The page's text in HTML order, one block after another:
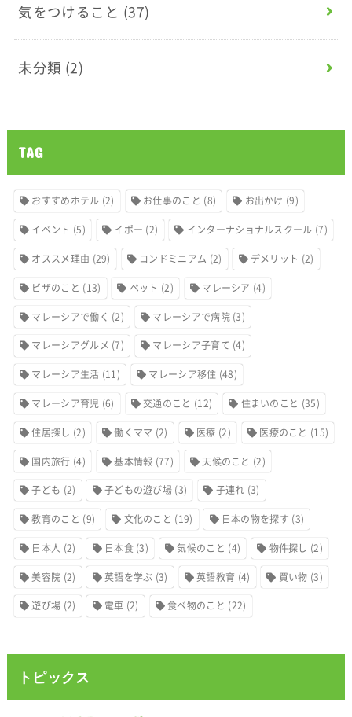
気をつけること (37)
未分類 (2)
TAG
おすすめホテル (2) お仕事のこと (8) お出かけ (9)
イベント (5) イポー (2) インターナショナルスクール (7)
オススメ理由 (29) コンドミニアム (2) デメリット (2)
ビザのこと (13) ペット (2) マレーシア (4)
マレーシアで働く (2) マレーシアで病院(3)
マレーシアグルメ (7) マレーシア子育て (4)
マレーシア生活 (11) マレーシア移住 (48)
マレーシア育児 (6) 交通のこと (12) 住まいのこと (35)
住居探し (2) 働くママ (2) 医療 (2) 医療のこと (15)
国内旅行 (4) 基本情報 (77) 天候のこと (2)
子ども (2) 子どもの遊び場 (3) 子連れ (3)
教育のこと (9) 文化のこと (19) 日本の物を探す (3)
日本人 (2) 日本食(3) 気候のこと (4) 物件探し (2)
美容院 (2) 英語を学ぶ (3) 英語教育 (4) 買い物 (3)
遊び場 (2) 電車 (2) 食べ物のこと (22)
トピックス